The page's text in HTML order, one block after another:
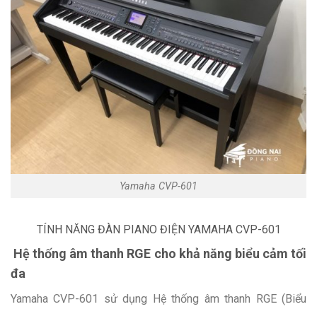
Yamaha CVP-601
TÍNH NĂNG ĐÀN PIANO ĐIỆN YAMAHA CVP-601
Hệ thống âm thanh RGE cho khả năng biểu cảm tối
đa
Yamaha CVP-601 sử dụng Hệ thống âm thanh RGE (Biểu